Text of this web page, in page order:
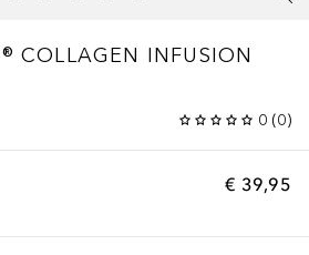
COLLAGEN INFUSION
0 (0)
€ 39,95